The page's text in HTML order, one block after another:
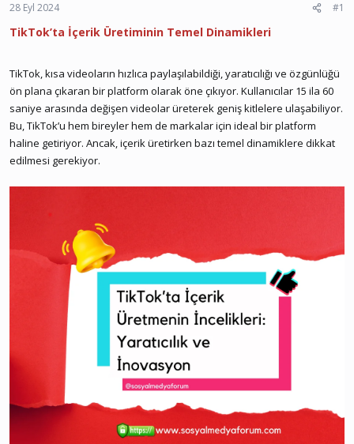
n
28 Eyl 2024 #1
TikTok’ta İçerik Üretiminin Temel Dinamikleri
TikTok, kısa videoların hızlıca paylaşılabildiği, yaratıcılığı ve özgünlüğü
ön plana çıkaran bir platform olarak öne çıkıyor. Kullanıcılar 15 ila 60
saniye arasında değişen videolar üreterek geniş kitlelere ulaşabiliyor.
Bu, TikTok’u hem bireyler hem de markalar için ideal bir platform
haline getiriyor. Ancak, içerik üretirken bazı temel dinamiklere dikkat
edilmesi gerekiyor.